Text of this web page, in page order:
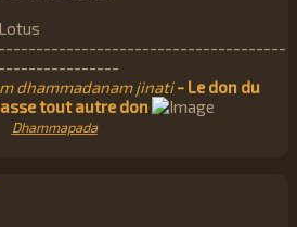
dhammadanam jinati - Le don du
tout autre don
Dhammapada